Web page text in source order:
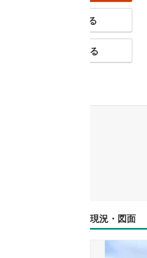
特徴の似た物件を見る
お気に入りに追加する
現況・図面